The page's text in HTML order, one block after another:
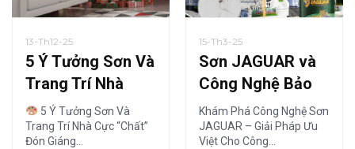
13-Th12-25
5 Ý Tưởng Sơn Và
Trang Trí Nhà
Cực “Chất” Đón
Giáng Sinh Ấm Áp
5 Ý Tưởng Sơn Và
Trang Trí Nhà Cực “Chất”
Đón Giáng…
15-Th3-25
Sơn JAGUAR và
Công Nghệ Bảo
Vệ – Giải Pháp Tối
Ưu
Khám Phá Công Nghệ Sơn
JAGUAR – Giải Pháp Ưu
Việt Cho Công…